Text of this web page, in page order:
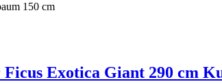
150 cm
Exotica Giant 290 cm